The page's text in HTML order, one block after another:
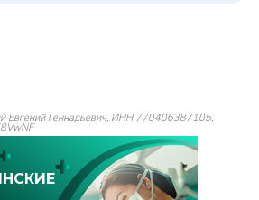
Евгений Геннадьевич, ИНН 770406387105,